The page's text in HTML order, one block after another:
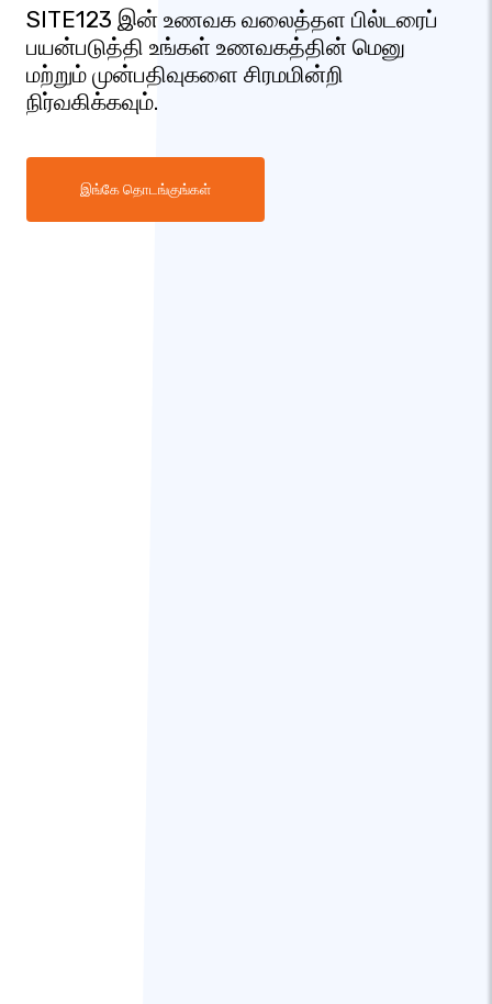
SITE123 இன் உணவக வலைத்தள பில்டரைப்
பயன்படுத்தி உங்கள் உணவகத்தின் மெனு
மற்றும் முன்பதிவுகளை சிரமமின்றி
நிர்வகிக்கவும்.
இங்கே தொடங்குங்கள்